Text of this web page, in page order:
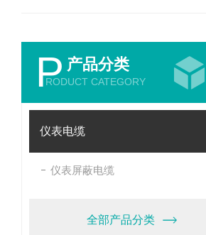
P 产品分类
RODUCT CATEGORY
仪表电缆
仪表屏蔽电缆
全部产品分类